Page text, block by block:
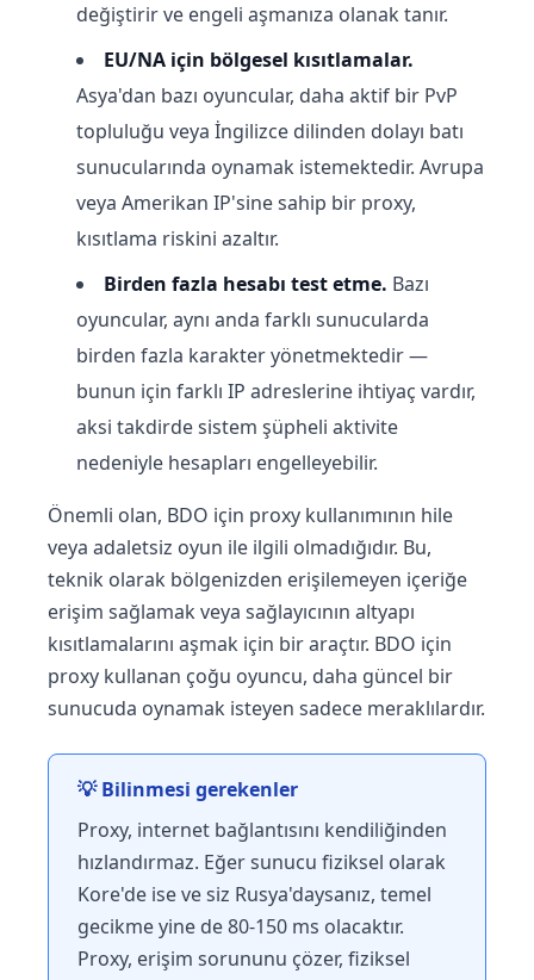
değiştirir ve engeli aşmanıza olanak tanır.
EU/NA için bölgesel kısıtlamalar.
Asya'dan bazı oyuncular, daha aktif bir PvP
topluluğu veya İngilizce dilinden dolayı batı
sunucularında oynamak istemektedir. Avrupa
veya Amerikan IP'sine sahip bir proxy,
kısıtlama riskini azaltır.
Birden fazla hesabı test etme. Bazı
oyuncular, aynı anda farklı sunucularda
birden fazla karakter yönetmektedir —
bunun için farklı IP adreslerine ihtiyaç vardır,
aksi takdirde sistem şüpheli aktivite
nedeniyle hesapları engelleyebilir.
Önemli olan, BDO için proxy kullanımının hile
veya adaletsiz oyun ile ilgili olmadığıdır. Bu,
teknik olarak bölgenizden erişilemeyen içeriğe
erişim sağlamak veya sağlayıcının altyapı
kısıtlamalarını aşmak için bir araçtır. BDO için
proxy kullanan çoğu oyuncu, daha güncel bir
sunucuda oynamak isteyen sadece meraklılardır.
💡 Bilinmesi gerekenler
Proxy, internet bağlantısını kendiliğinden
hızlandırmaz. Eğer sunucu fiziksel olarak
Kore'de ise ve siz Rusya'daysanız, temel
gecikme yine de 80-150 ms olacaktır.
Proxy, erişim sorununu çözer, fiziksel